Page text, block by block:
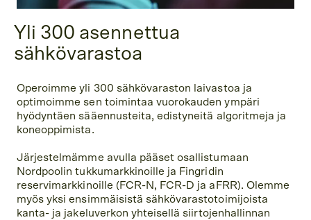
Yli 300 asennettua
sähkövarastoa
Operoimme yli 300 sähkövaraston laivastoa ja
optimoimme sen toimintaa vuorokauden ympäri
hyödyntäen sääennusteita, edistyneitä algoritmeja ja
koneoppimista.
Järjestelmämme avulla pääset osallistumaan
Nordpoolin tukkumarkkinoille ja Fingridin
reservimarkkinoille (FCR-N, FCR-D ja aFRR). Olemme
myös yksi ensimmäisistä sähkövarastotoimijoista
kanta- ja jakeluverkon yhteisellä siirtojenhallinnan